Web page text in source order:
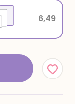
6,49